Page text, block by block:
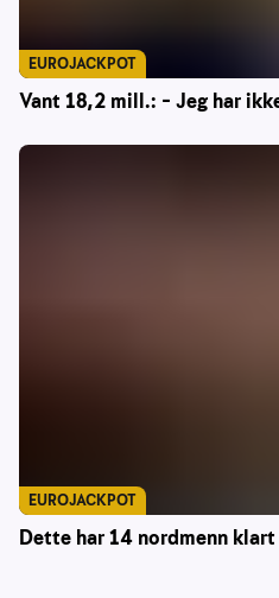
Vant 18,2 mill.: – Jeg har
EUROJACKPOT
Dette har 14 nordmenn
EUROJACKPOT